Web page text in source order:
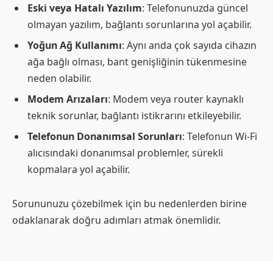
Eski veya Hatalı Yazılım: Telefonunuzda güncel
olmayan yazılım, bağlantı sorunlarına yol açabilir.
Yoğun Ağ Kullanımı: Aynı anda çok sayıda cihazın
ağa bağlı olması, bant genişliğinin tükenmesine
neden olabilir.
Modem Arızaları: Modem veya router kaynaklı
teknik sorunlar, bağlantı istikrarını etkileyebilir.
Telefonun Donanımsal Sorunları: Telefonun Wi-Fi
alıcısındaki donanımsal problemler, sürekli
kopmalara yol açabilir.
Sorununuzu çözebilmek için bu nedenlerden birine
odaklanarak doğru adımları atmak önemlidir.